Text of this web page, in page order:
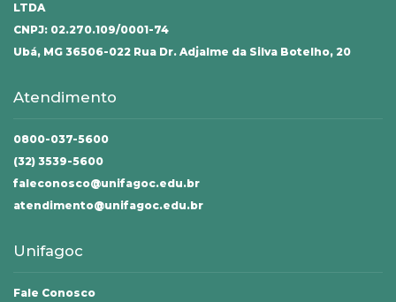
LTDA
CNPJ: 02.270.109/0001-74
Ubá, MG 36506-022 Rua Dr. Adjalme da Silva Botelho, 20
Atendimento
0800-037-5600
(32) 3539-5600
faleconosco@unifagoc.edu.br
atendimento@unifagoc.edu.br
Unifagoc
Fale Conosco